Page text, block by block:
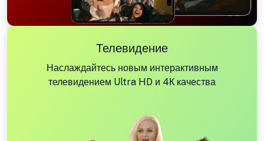
Телевидение
Наслаждайтесь новым интерактивным
телевидением Ultra HD и 4К качества